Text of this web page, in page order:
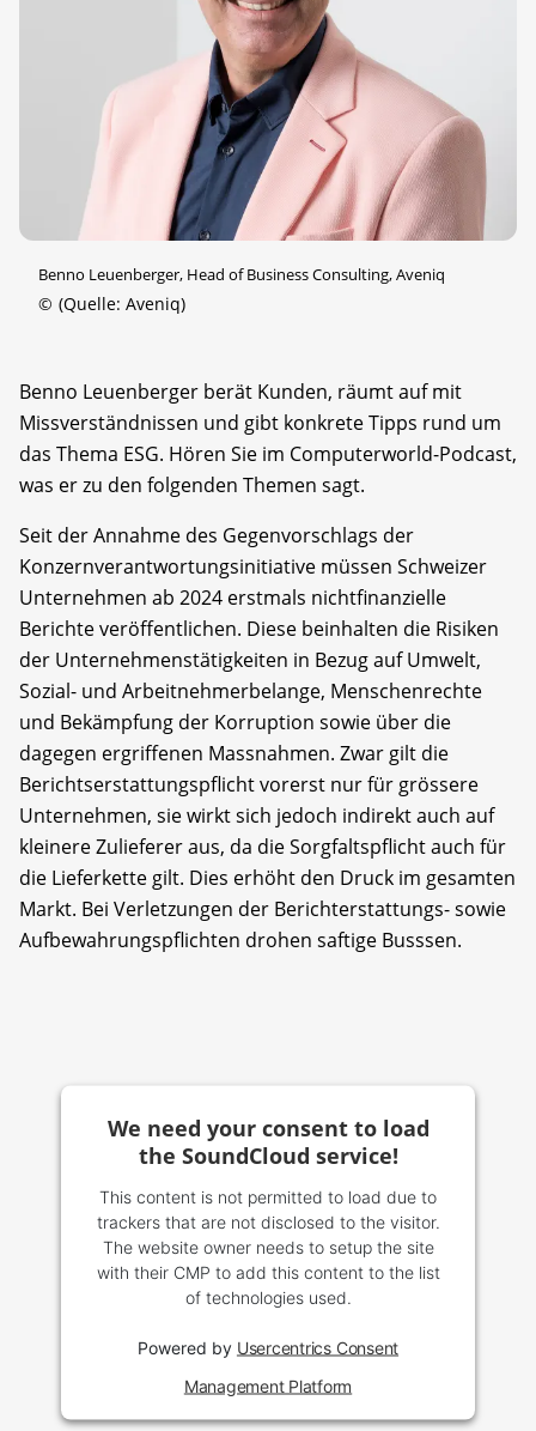
Benno Leuenberger, Head of Business Consulting, Aveniq
© (Quelle: Aveniq)
Benno Leuenberger berät Kunden, räumt auf mit
Missverständnissen und gibt konkrete Tipps rund um
das Thema ESG. Hören Sie im Computerworld-Podcast,
was er zu den folgenden Themen sagt.
Seit der Annahme des Gegenvorschlags der
Konzernverantwortungsinitiative müssen Schweizer
Unternehmen ab 2024 erstmals nichtfinanzielle
Berichte veröffentlichen. Diese beinhalten die Risiken
der Unternehmenstätigkeiten in Bezug auf Umwelt,
Sozial- und Arbeitnehmerbelange, Menschenrechte
und Bekämpfung der Korruption sowie über die
dagegen ergriffenen Massnahmen. Zwar gilt die
Berichtserstattungspflicht vorerst nur für grössere
Unternehmen, sie wirkt sich jedoch indirekt auch auf
kleinere Zulieferer aus, da die Sorgfaltspflicht auch für
die Lieferkette gilt. Dies erhöht den Druck im gesamten
Markt. Bei Verletzungen der Berichterstattungs- sowie
Aufbewahrungspflichten drohen saftige Busssen.
We need your consent to load
the SoundCloud service!
This content is not permitted to load due to
trackers that are not disclosed to the visitor.
The website owner needs to setup the site
with their CMP to add this content to the list
of technologies used.
Powered by Usercentrics Consent
Management Platform